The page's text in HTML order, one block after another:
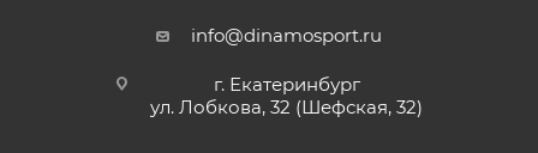
info@dinamosport.ru
г. Екатеринбург
ул. Лобкова, 32 (Шефская, 32)